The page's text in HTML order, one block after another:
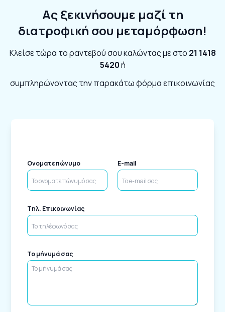
Ας ξεκινήσουμε μαζί τη
διατροφική σου μεταμόρφωση!
Κλείσε τώρα το ραντεβού σου καλώντας με στο 21 1418
5420ή
συμπληρώνοντας την παρακάτω φόρμα επικοινωνίας
Ονοματεπώνυμο E-mail
Tηλ. Επικοινωνίας
Το μήνυμά σας